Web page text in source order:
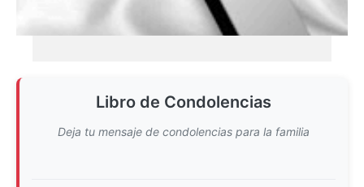
Libro de Condolencias
Deja tu mensaje de condolencias para la familia